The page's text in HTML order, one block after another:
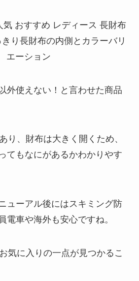
外使えない！と言わせた商品
り、財布は大きく開くため、
てもなにがあるかわかりやす
ューアル後にはスキミング防
電車や海外も安心ですね。
気に入りの一点が見つかるこ